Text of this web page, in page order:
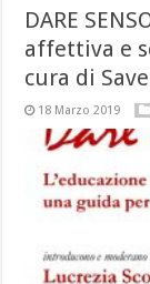
DARE
affettiva e
cura di
18 Marzo 2019